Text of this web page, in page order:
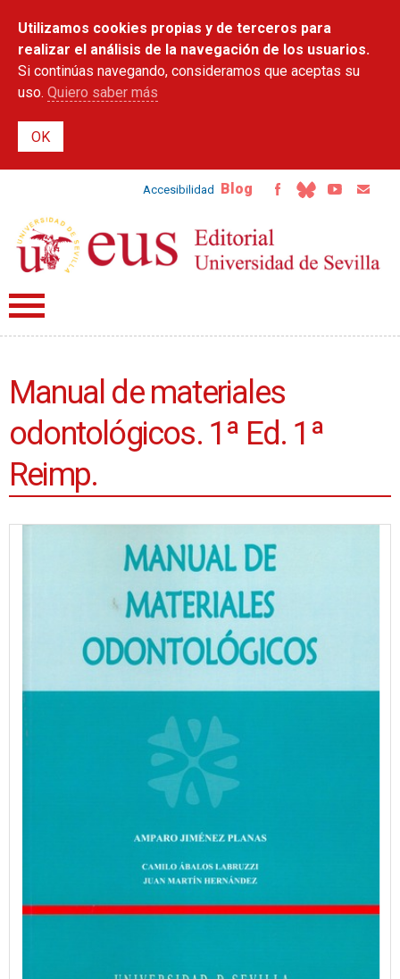
contenido
principal
Utilizamos cookies propias y de terceros para
realizar el análisis de la navegación de los usuarios.
Si continúas navegando, consideramos que aceptas su
uso. Quiero saber más
Accesibilidad Blog
Manual de materiales
odontológicos. 1ª Ed. 1ª
Reimp.